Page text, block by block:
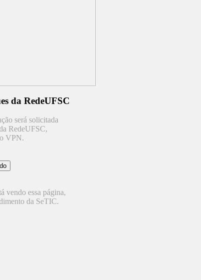
da RedeUFSC
será solicitada
RedeUFSC,
VPN.
vendo essa página,
da SeTIC.